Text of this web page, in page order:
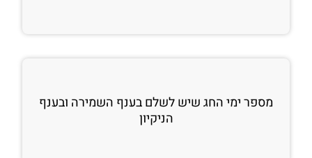
מספר ימי החג שיש לשלם בענף השמירה ובענף
הניקיון